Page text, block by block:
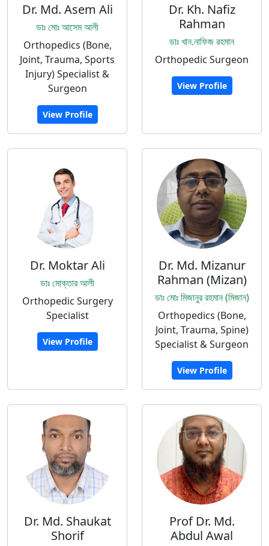
Dr. Md. Asem Ali
ডাঃ মোঃ আসেম আলী
Orthopedics (Bone,
Joint, Trauma, Sports
Injury) Specialist &
Surgeon
View Profile
Dr. Kh. Nafiz
Rahman
ডাঃ খান.নাফিজ রহমান
Orthopedic Surgeon
View Profile
Dr. Moktar Ali
ডাঃ মোক্তার আলী
Orthopedic Surgery
Specialist
View Profile
Dr. Md. Mizanur
Rahman (Mizan)
ডাঃ মোঃ মিজানুর রহমান (মিজান)
Orthopedics (Bone,
Joint, Trauma, Spine)
Specialist & Surgeon
View Profile
Dr. Md. Shaukat
Shorif
Prof Dr. Md.
Abdul Awal